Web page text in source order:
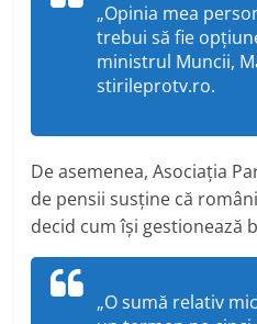
„Opinia mea
trebui să fie
ministrul Muncii,
stirileprotv.ro.
De asemenea, Asociația
de pensii susține că
decid cum își gestionează
„O sumă relativ